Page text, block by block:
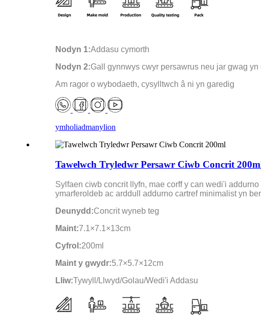
Nodyn 1:Addasu cymorth
Nodyn 2:Gall gynnwys cwyr persawrus neu jar gwag yn
Am ragor o wybodaeth, cysylltwch â ni yn garedig
ymholiadmanylion
Tawelwch Tryledwr Persawr Ciwb Concrit
Sylfaen ciwb concrit llyfn, mae corff y can wedi'i
ymarferoldeb ac arddull addurno cartref minimalist yn
Deunydd:Concrit wyneb teg
Maint:7.1×7.1×13cm
Cyfrol:200ml
Maint y gwydr:5.7×5.7×12cm
Lliw:Tywyll/Llwyd/Golau/Wedi'i Addasu